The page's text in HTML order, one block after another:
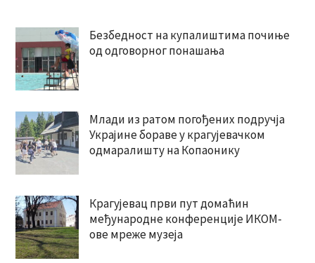
Безбедност на купалиштима почиње
од одговорног понашања
Млади из ратом погођених подручја
Украјине бораве у крагујевачком
одмаралишту на Копаонику
Крагујевац први пут домаћин
међународне конференције ИКОМ-
ове мреже музеја